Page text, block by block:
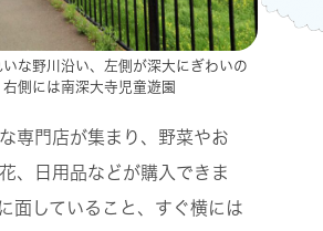
な野川沿い、左側が深大にぎわいの
右側には南深大寺児童遊園
専門店が集まり、野菜やお
、日用品などが購入できま
面していること、すぐ横には